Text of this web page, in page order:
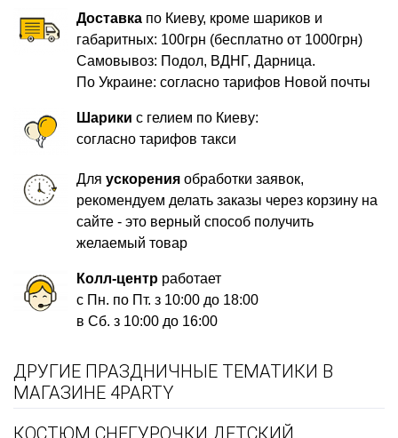
Доставка по Киеву, кроме шариков и
габаритных: 100грн (бесплатно от 1000грн)
Самовывоз: Подол, ВДНГ, Дарница.
По Украине: согласно тарифов Новой почты
Шарики с гелием по Киеву:
согласно тарифов такси
Дляускорения обработки заявок,
рекомендуем делать заказы через корзину на
сайте - это верный способ получить
желаемый товар
Колл-центр работает
с Пн. по Пт. з 10:00 до 18:00
в Сб. з 10:00 до 16:00
ДРУГИЕ ПРАЗДНИЧНЫЕ ТЕМАТИКИ В
МАГАЗИНЕ 4PARTY
КОСТЮМ СНЕГУРОЧКИ ДЕТСКИЙ